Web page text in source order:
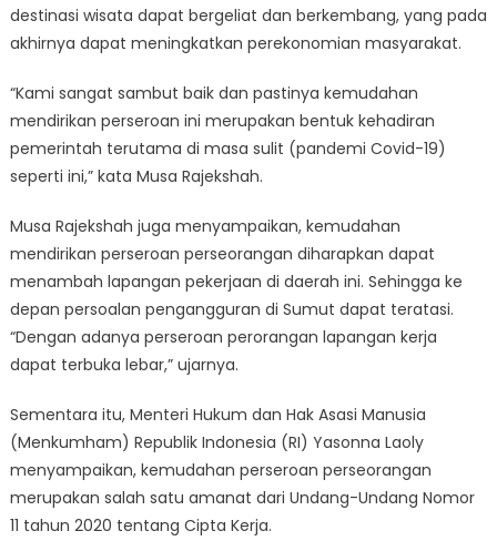
destinasi wisata dapat bergeliat dan berkembang, yang pada
akhirnya dapat meningkatkan perekonomian masyarakat.
“Kami sangat sambut baik dan pastinya kemudahan
mendirikan perseroan ini merupakan bentuk kehadiran
pemerintah terutama di masa sulit (pandemi Covid-19)
seperti ini,” kata Musa Rajekshah.
Musa Rajekshah juga menyampaikan, kemudahan
mendirikan perseroan perseorangan diharapkan dapat
menambah lapangan pekerjaan di daerah ini. Sehingga ke
depan persoalan pengangguran di Sumut dapat teratasi.
“Dengan adanya perseroan perorangan lapangan kerja
dapat terbuka lebar,” ujarnya.
Sementara itu, Menteri Hukum dan Hak Asasi Manusia
(Menkumham) Republik Indonesia (RI) Yasonna Laoly
menyampaikan, kemudahan perseroan perseorangan
merupakan salah satu amanat dari Undang-Undang Nomor
11 tahun 2020 tentang Cipta Kerja.